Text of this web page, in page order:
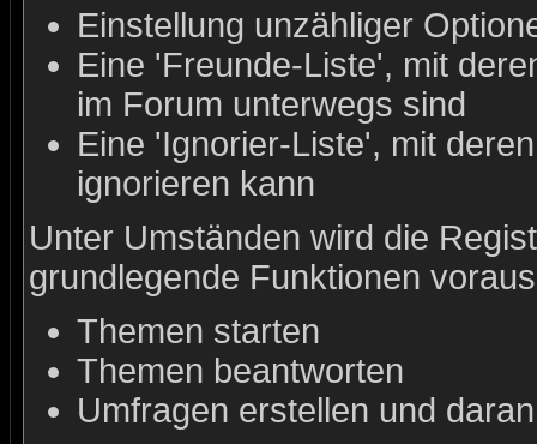
Einstellung unzähliger
Eine 'Freunde-Liste', mit
im Forum unterwegs sind
Eine 'Ignorier-Liste', mit
ignorieren kann
Unter Umständen wird die
grundlegende Funktionen
Themen starten
Themen beantworten
Umfragen erstellen und